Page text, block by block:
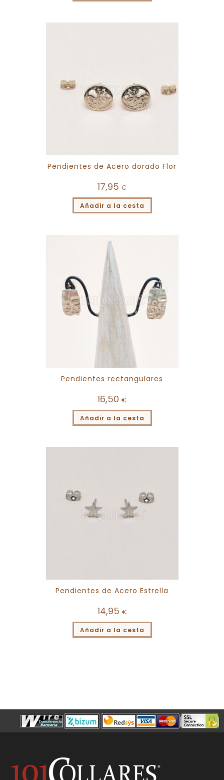
Pendientes de Acero dorado Flor
17,95 €
Añadir a la cesta
Pendientes rectangulares
16,50 €
Añadir a la cesta
Pendientes de Acero Estrella
14,95 €
Añadir a la cesta